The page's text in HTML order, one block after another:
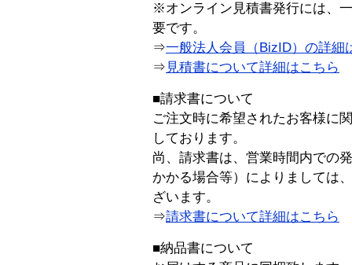
※オンライン見積書発行には、
要です。
⇒一般法人会員（BizID）の詳細
⇒ 見積書について詳細はこちら
■請求書について
ご注文時に希望されたお客様に
しております。
尚、請求書は、営業時間内での
かかる場合等）によりましては
ざいます。
⇒請求書について詳細はこちら
■納品書について